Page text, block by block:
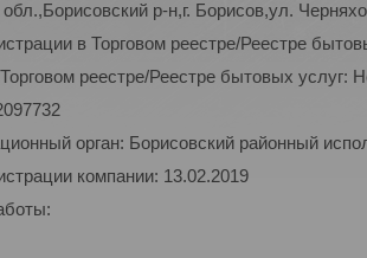
р-н,г. Борисов,ул.
в Торговом реестре/Реестре
реестре/Реестре бытовых услуг:
орган: Борисовский районный
компании: 13.02.2019